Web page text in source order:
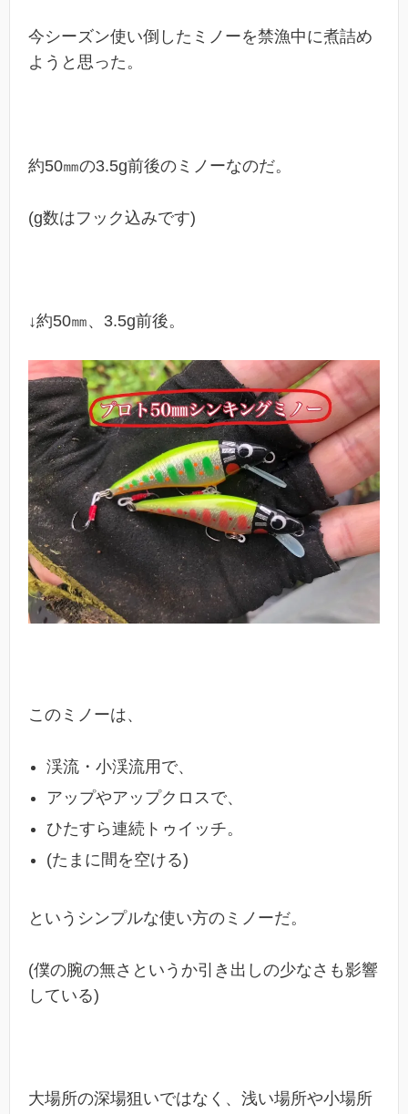
今シーズン使い倒したミノーを禁漁中に煮詰め
ようと思った。
約50㎜の3.5g前後のミノーなのだ。
(g数はフック込みです)
↓約50㎜、3.5g前後。
このミノーは、
渓流・小渓流用で、
アップやアップクロスで、
ひたすら連続トゥイッチ。
(たまに間を空ける)
というシンプルな使い方のミノーだ。
(僕の腕の無さというか引き出しの少なさも影響
している)
大場所の深場狙いではなく、浅い場所や小場所